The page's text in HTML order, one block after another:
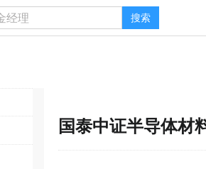
搜索
国泰中证半导体材